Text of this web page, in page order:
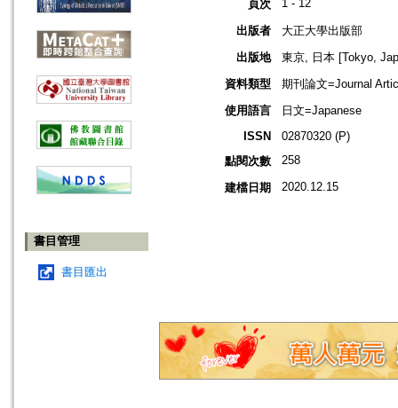
書目管理
書目匯出
頁次 1 - 12
出版者
大正大學出版部
出版地
東京, 日本 [Tokyo,
資料類型
期刊論文=Journal
使用語言
日文=Japanese
ISSN
02870320 (P)
點閱次數
258
建檔日期 2020.12.15